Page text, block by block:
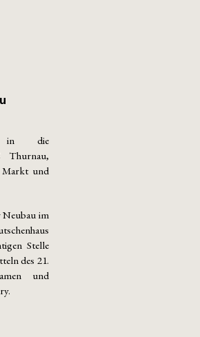
in die
Thurnau,
Markt und
im
Stelle
des 21.
und